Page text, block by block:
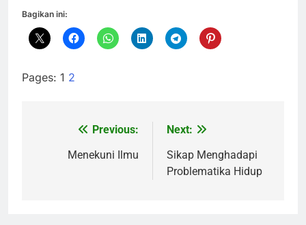
Bagikan ini:
Pages: 1 2
NavigasiPrevious:
Menekuni Ilmu
Next:
Sikap Menghadapi
Problematika Hidup